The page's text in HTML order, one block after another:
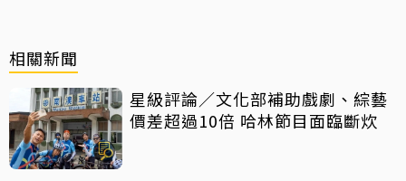
相關新聞
星級評論／文化部補助戲劇、綜藝
價差超過10倍 哈林節目面臨斷炊